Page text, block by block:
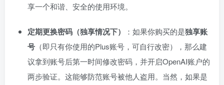
享一个和谐、安全的使用环境。
定期更换密码（独享情况下） ：如果你购买的是独享账
号 （即只有你使用的Plus账号，可自行改密），那么建
议拿到账号后第一时间修改密码，并开启OpenAI账户的
两步验证。这能够防范账号被他人盗用。当然，如果是